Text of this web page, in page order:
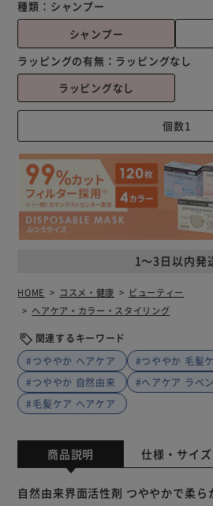
種類： シャンプー
シャンプー
ラッピングの有無： ラッピングなし
ラッピングなし
1～3日以内発
HOME コスメ・健康
ビューティー
ヘアケア・カラー・スタイリング
関連するキーワード
#つややか ヘアケア
#つややか 毛髪
#つややか 自然由来
#ヘアケア ラベ
#毛髪ケア ヘアケア
商品説明 仕様・サイズ
自然由来界面活性剤 つややかで柔ら